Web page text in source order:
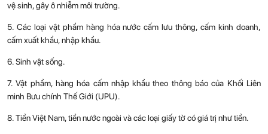
vệ sinh, gây ô nhiễm môi trường.
5. Các loại vật phẩm hàng hóa nước cấm lưu thông, cấm kinh doanh,
cấm xuất khẩu, nhập khẩu.
6. Sinh vật sống.
7. Vật phẩm, hàng hóa cấm nhập khẩu theo thông báo của Khối Liên
minh Bưu chính Thế Giới (UPU).
8. Tiền Việt Nam, tiền nước ngoài và các loại giấy tờ có giá trị như tiền.